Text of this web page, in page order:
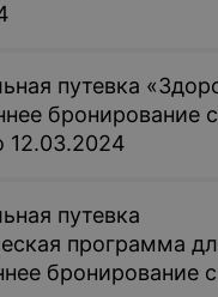
путевка
бронирование с
12.03.2024
путевка
программа
бронирование с